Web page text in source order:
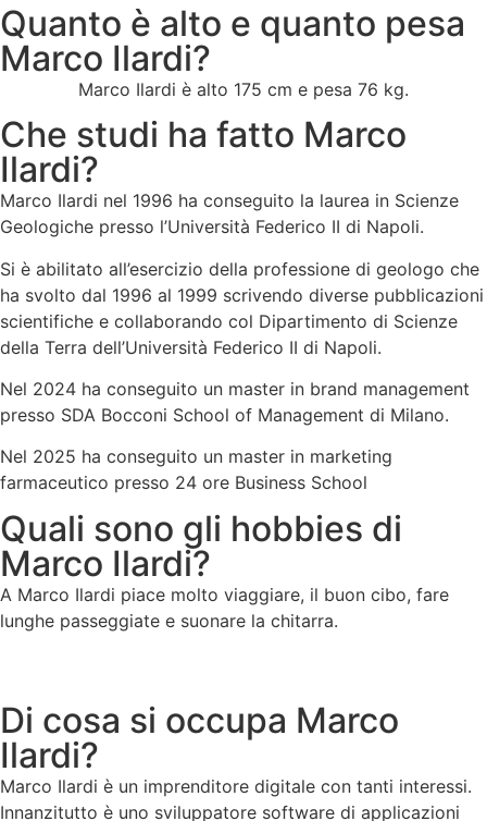
Quanto è alto e quanto pesa
Marco Ilardi?
Marco Ilardi è alto 175 cm e pesa 76 kg.
Che studi ha fatto Marco
Ilardi?
Marco Ilardi nel 1996 ha conseguito la laurea in Scienze
Geologiche presso l’Università Federico II di Napoli.
Si è abilitato all’esercizio della professione di geologo che
ha svolto dal 1996 al 1999 scrivendo diverse pubblicazioni
scientifiche e collaborando col Dipartimento di Scienze
della Terra dell’Università Federico II di Napoli.
Nel 2024 ha conseguito un master in brand management
presso SDA Bocconi School of Management di Milano.
Nel 2025 ha conseguito un master in marketing
farmaceutico presso 24 ore Business School
Quali sono gli hobbies di
Marco Ilardi?
A Marco Ilardi piace molto viaggiare, il buon cibo, fare
lunghe passeggiate e suonare la chitarra.
Di cosa si occupa Marco
Ilardi?
Marco Ilardi è un imprenditore digitale con tanti interessi.
Innanzitutto è uno sviluppatore software di applicazioni